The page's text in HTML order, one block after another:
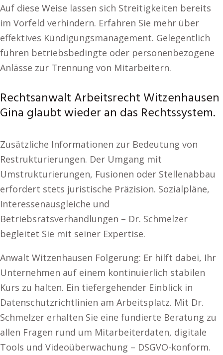
Auf diese Weise lassen sich Streitigkeiten bereits
im Vorfeld verhindern. Erfahren Sie mehr über
effektives Kündigungsmanagement. Gelegentlich
führen betriebsbedingte oder personenbezogene
Anlässe zur Trennung von Mitarbeitern.
Rechtsanwalt Arbeitsrecht Witzenhausen
Gina glaubt wieder an das Rechtssystem.
Zusätzliche Informationen zur Bedeutung von
Restrukturierungen. Der Umgang mit
Umstrukturierungen, Fusionen oder Stellenabbau
erfordert stets juristische Präzision. Sozialpläne,
Interessenausgleiche und
Betriebsratsverhandlungen – Dr. Schmelzer
begleitet Sie mit seiner Expertise.
Anwalt Witzenhausen Folgerung: Er hilft dabei, Ihr
Unternehmen auf einem kontinuierlich stabilen
Kurs zu halten. Ein tiefergehender Einblick in
Datenschutzrichtlinien am Arbeitsplatz. Mit Dr.
Schmelzer erhalten Sie eine fundierte Beratung zu
allen Fragen rund um Mitarbeiterdaten, digitale
Tools und Videoüberwachung – DSGVO-konform.